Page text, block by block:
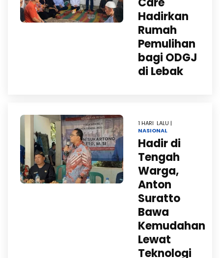
Hadirkan
Rumah
Pemulihan
bagi ODGJ
di Lebak
1 HARI LALU |
NASIONAL
Hadir di
Tengah
Warga,
Anton
Suratto
Bawa
Kemudahan
Lewat
Teknologi ​